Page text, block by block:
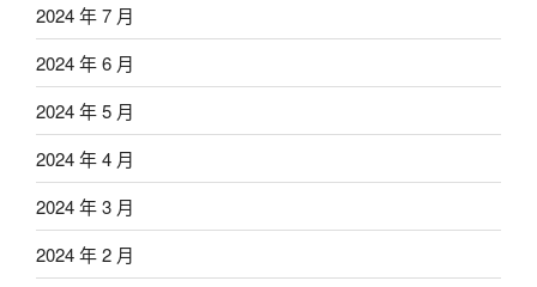
2024 年 7 月
2024 年 6 月
2024 年 5 月
2024 年 4 月
2024 年 3 月
2024 年 2 月